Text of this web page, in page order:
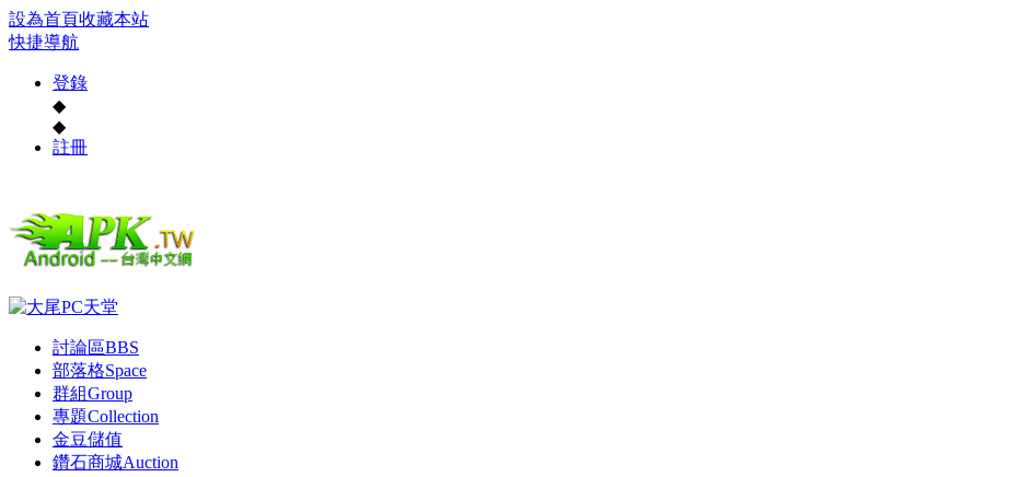
設為首頁收藏本站
快捷導航
登錄
◆
◆
註冊
討論區BBS
部落格Space
群組Group
專題Collection
金豆儲值
鑽石商城Auction